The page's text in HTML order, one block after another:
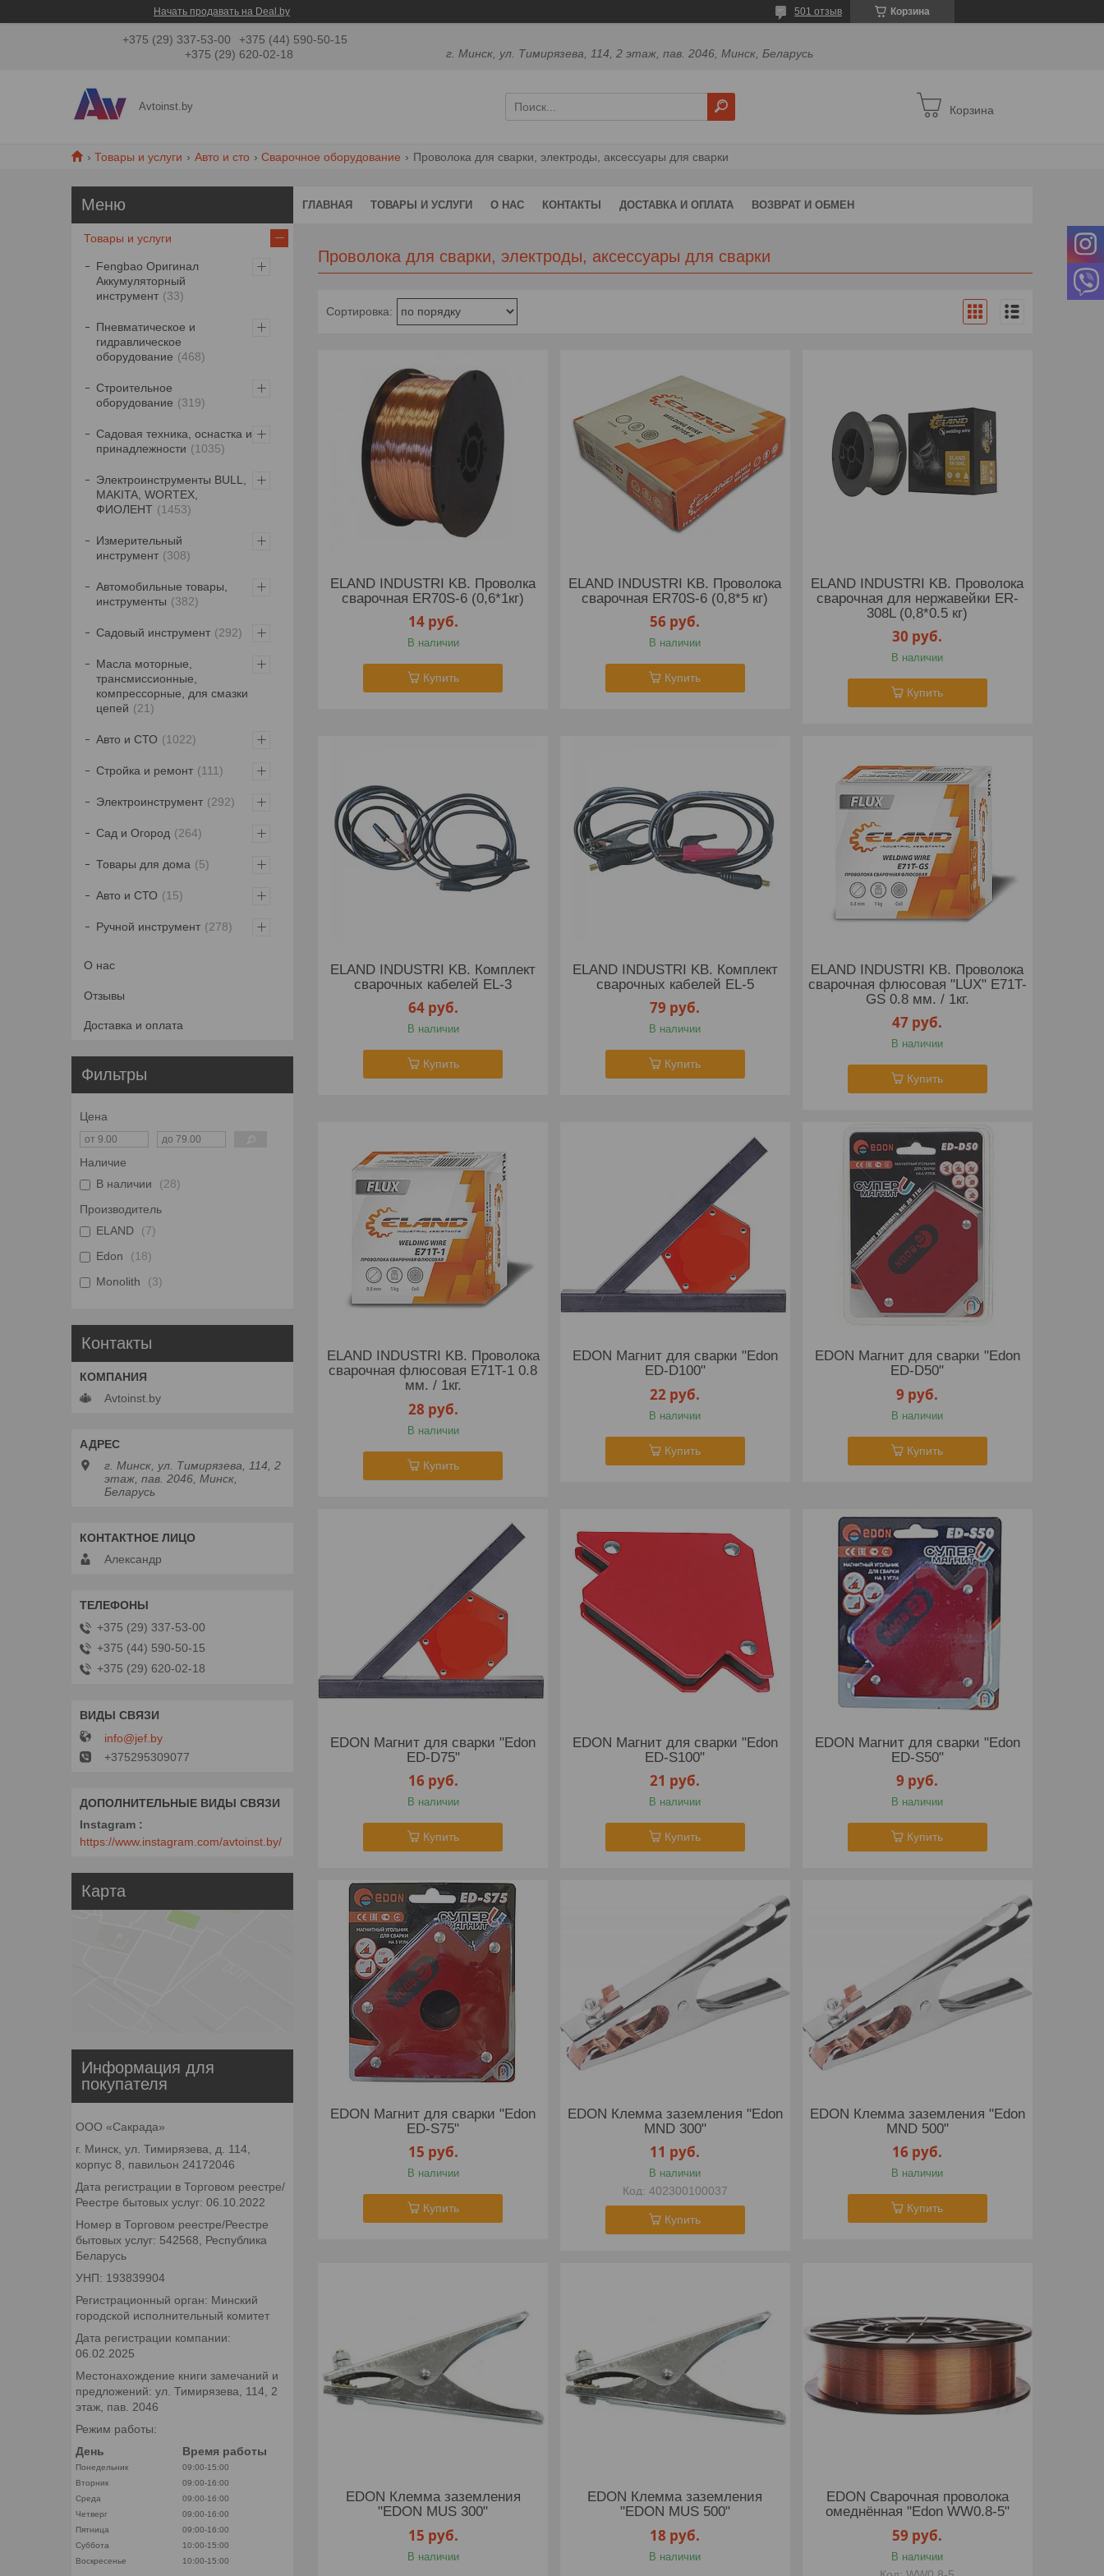
Начать продавать на Deal.by Корзина
501 отзыв
+375 (29) 337-53-00
+375 (44) 590-50-15
+375 (29) 620-02-18
г. Минск, ул. Тимирязева, 114, 2 этаж, пав. 2046, Минск, Беларусь
Avtoinst.by Корзина
Товары и услуги Авто и сто Сварочное оборудование Проволока для сварки, электроды, аксессуары для сварки
ГЛАВНАЯ ТОВАРЫ И УСЛУГИ О НАС КОНТАКТЫ ДОСТАВКА И ОПЛАТА ВОЗВРАТ И ОБМЕН
Проволока для сварки, электроды, аксессуары для сварки
ELAND INDUSTRI KB. Проволка
сварочная ER70S-6 (0,6*1кг)
14 руб.
В наличии
Купить
ELAND INDUSTRI KB. Проволока
сварочная ER70S-6 (0,8*5 кг)
56 руб.
В наличии
Купить
ELAND INDUSTRI KB. Проволока
сварочная для нержавейки ER-
308L (0,8*0.5 кг)
30 руб.
В наличии
Купить
ELAND INDUSTRI KB. Комплект
сварочных кабелей EL-3
64 руб.
В наличии
Купить
ELAND INDUSTRI KB. Комплект
сварочных кабелей EL-5
79 руб.
В наличии
Купить
ELAND INDUSTRI KB. Проволока
сварочная флюсовая "LUX" E71T-
GS 0.8 мм. / 1кг.
47 руб.
В наличии
Купить
ELAND INDUSTRI KB. Проволока
сварочная флюсовая E71T-1 0.8
мм. / 1кг.
28 руб.
В наличии
Купить
EDON Магнит для сварки "Edon
ED-D100"
22 руб.
В наличии
Купить
EDON Магнит для сварки "Edon
ED-D50"
9 руб.
В наличии
Купить
EDON Магнит для сварки "Edon
ED-D75"
16 руб.
В наличии
Купить
EDON Магнит для сварки "Edon
ED-S100"
21 руб.
В наличии
Купить
EDON Магнит для сварки "Edon
ED-S50"
9 руб.
В наличии
Купить
EDON Магнит для сварки "Edon
ED-S75"
15 руб.
В наличии
Купить
EDON Клемма заземления "Edon
MND 300"
11 руб.
В наличии
402300100037
Купить
EDON Клемма заземления "Edon
MND 500"
16 руб.
В наличии
Купить
EDON Клемма заземления
"EDON MUS 300"
15 руб.
В наличии
EDON Клемма заземления
"EDON MUS 500"
18 руб.
В наличии
EDON Сварочная проволока
омеднённая "Edon WW0.8-5"
59 руб.
В наличии
Товары и услуги
Fengbao Оригинал
Аккумуляторный
инструмент
33
Пневматическое и
гидравлическое
оборудование
468
Строительное
оборудование
319
Садовая техника, оснастка и
принадлежности
1035
Электроинструменты BULL,
MAKITA, WORTEX,
ФИОЛЕНТ
1453
Измерительный
инструмент
308
Автомобильные товары,
инструменты
382
Садовый инструмент 292
Масла моторные,
трансмиссионные,
компрессорные, для смазки
цепей
21
Авто и СТО 1022
Стройка и ремонт 111
Электроинструмент 292
Сад и Огород 264
Товары для дома 5
Авто и СТО 15
Ручной инструмент 278
О нас
Отзывы
Доставка и оплата
Фильтры
Цена
Наличие
В наличии
28
Производитель
ELAND
7
Edon
18
Monolith
3
Контакты
Avtoinst.by
г. Минск, ул. Тимирязева, 114, 2
этаж, пав. 2046, Минск,
Беларусь
Александр
+375 (29) 337-53-00
+375 (44) 590-50-15
+375 (29) 620-02-18
info@jef.by
+375295309077
Instagram
https://www.instagram.com/avtoinst.by/
Карта
Информация для
покупателя
ООО «Сакрада»
г. Минск, ул. Тимирязева, д. 114,
корпус 8, павильон 24172046
Дата регистрации в Торговом реестре/
Реестре бытовых услуг: 06.10.2022
Номер в Торговом реестре/Реестре
бытовых услуг: 542568, Республика
Беларусь
УНП: 193839904
Регистрационный орган: Минский
городской исполнительный комитет
Дата регистрации компании:
06.02.2025
Местонахождение книги замечаний и
предложений: ул. Тимирязева, 114, 2
этаж, пав. 2046
Режим работы:
День
Время работы
Понедельник
09:00-15:00
Вторник
09:00-16:00
Среда
09:00-16:00
Четверг
09:00-16:00
Пятница
09:00-16:00
Суббота
10:00-15:00
Воскресенье
10:00-15:00